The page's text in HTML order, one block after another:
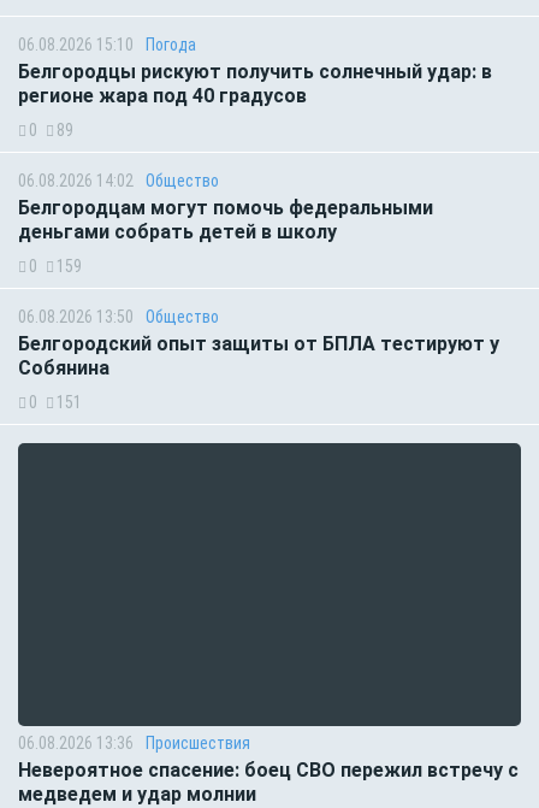
06.08.2026 15:10 Погода
Белгородцы рискуют получить солнечный удар: в
регионе жара под 40 градусов
0 89
06.08.2026 14:02 Общество
Белгородцам могут помочь федеральными
деньгами собрать детей в школу
0 159
06.08.2026 13:50 Общество
Белгородский опыт защиты от БПЛА тестируют у
Собянина
0 151
06.08.2026 13:36 Происшествия
Невероятное спасение: боец СВО пережил встречу с
медведем и удар молнии